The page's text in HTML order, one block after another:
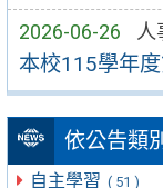
2026-06-26 人
本校115學年
依公告類
自主學習 ( 51 )